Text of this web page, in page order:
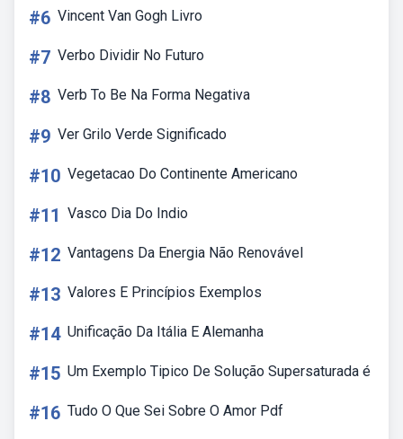
#6 Vincent Van Gogh Livro
#7 Verbo Dividir No Futuro
#8 Verb To Be Na Forma Negativa
#9 Ver Grilo Verde Significado
#10 Vegetacao Do Continente Americano
#11 Vasco Dia Do Indio
#12 Vantagens Da Energia Não Renovável
#13 Valores E Princípios Exemplos
#14 Unificação Da Itália E Alemanha
#15 Um Exemplo Tipico De Solução Supersaturada é
#16 Tudo O Que Sei Sobre O Amor Pdf